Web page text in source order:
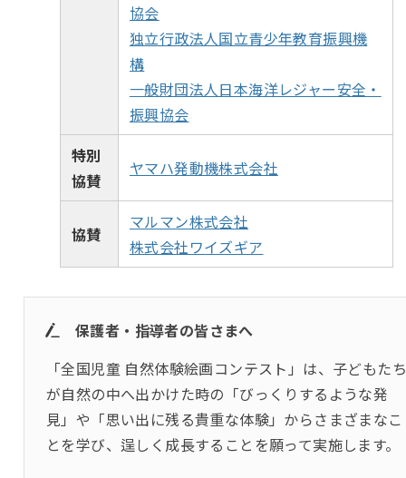
協会
独立行政法人国立青少年教育振興機
構
一般財団法人日本海洋レジャー安全・
振興協会
特別
協賛
ヤマハ発動機株式会社
協賛
マルマン株式会社
株式会社ワイズギア
保護者・指導者の皆さまへ
「全国児童 自然体験絵画コンテスト」は、子どもたち
が自然の中へ出かけた時の「びっくりするような発
見」や「思い出に残る貴重な体験」からさまざまなこ
とを学び、逞しく成長することを願って実施します。